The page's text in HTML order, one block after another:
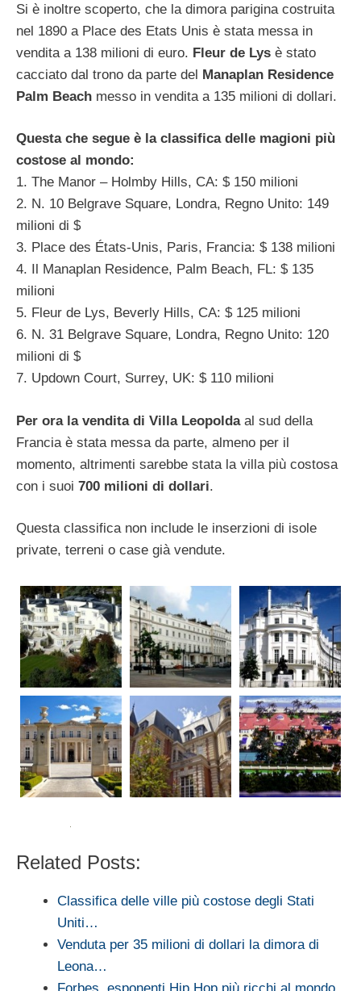
Si è inoltre scoperto, che la dimora parigina costruita
nel 1890 a Place des Etats Unis è stata messa in
vendita a 138 milioni di euro. Fleur de Lys è stato
cacciato dal trono da parte del Manaplan Residence
Palm Beach messo in vendita a 135 milioni di dollari.
Questa che segue è la classifica delle magioni più
costose al mondo:
1. The Manor – Holmby Hills, CA: $ 150 milioni
2. N. 10 Belgrave Square, Londra, Regno Unito: 149
milioni di $
3. Place des États-Unis, Paris, Francia: $ 138 milioni
4. Il Manaplan Residence, Palm Beach, FL: $ 135
milioni
5. Fleur de Lys, Beverly Hills, CA: $ 125 milioni
6. N. 31 Belgrave Square, Londra, Regno Unito: 120
milioni di $
7. Updown Court, Surrey, UK: $ 110 milioni
Per ora la vendita di Villa Leopoldaal sud della
Francia è stata messa da parte, almeno per il
momento, altrimenti sarebbe stata la villa più costosa
con i suoi 700 milioni di dollari.
Questa classifica non include le inserzioni di isole
private, terreni o case già vendute.
Related Posts:
Classifica delle ville più costose degli Stati
Uniti…
Venduta per 35 milioni di dollari la dimora di
Leona…